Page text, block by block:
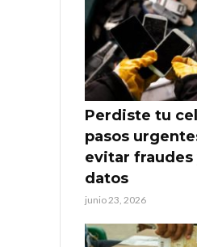
Perdiste tu
pasos
evitar fraudes
datos
junio 23, 2026